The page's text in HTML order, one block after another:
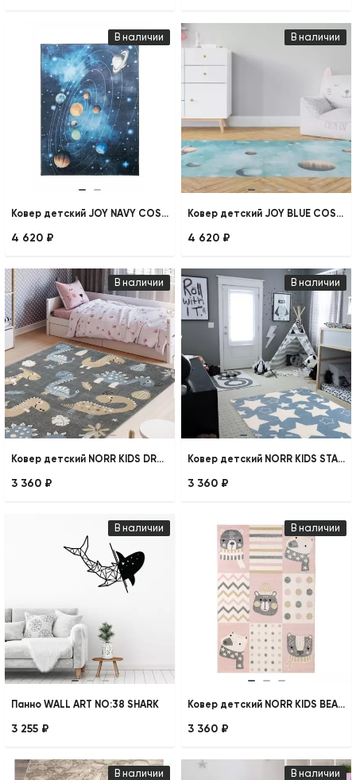
В наличии
Ковер детский JOY NAVY COSMOS
4 620 ₽
В наличии
Ковер детский JOY BLUE COSMOS
4 620 ₽
В наличии
Ковер детский NORR KIDS DRAGONS
3 360 ₽
В наличии
Ковер детский NORR KIDS STARS
3 360 ₽
В наличии
Панно WALL ART NO:38 SHARK
3 255 ₽
В наличии
Ковер детский NORR KIDS BEARS
3 360 ₽
В наличии В наличии